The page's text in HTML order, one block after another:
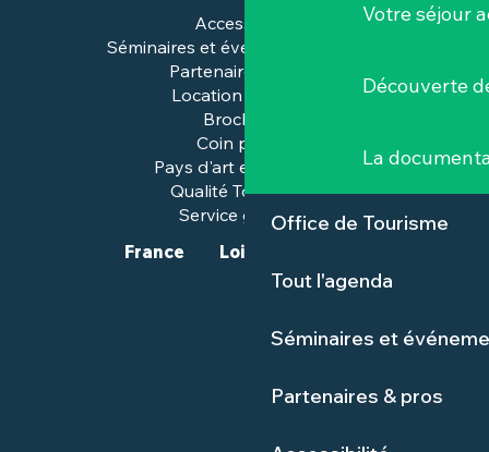
Votre séjour
Découverte
La
Office de Tourisme
Tout l'agenda
Séminaires et
Partenaires & pros
Accessibilité
Séminaires et événements pros
Partenaires & pros
Location de salles
Brochures
Coin presse
Pays d'art et d'histoire
Qualité Tourisme™
Service groupes
France
Loire-Atlantique